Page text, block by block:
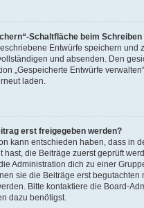
Schaltfläche beim
Entwürfe speichern und
und absenden. Den
„Gespeicherte Entwürfe
laden.
erst freigegeben werden?
kann entschieden haben, dass in
hast, die Beiträge zuerst geprüft
Administration dich zu einer
sie die Beiträge erst begutachten
Bitte kontaktiere die Board-
dazu benötigst.